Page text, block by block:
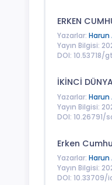
ERKEN
Yazarlar: Harun
Yayın Bilgisi:
DOI: 10.53718/
İKİNCİ
Yazarlar: Harun
Yayın Bilgisi:
DOI: 10.26791/
Erken
Yazarlar: Harun
Yayın Bilgisi:
DOI: